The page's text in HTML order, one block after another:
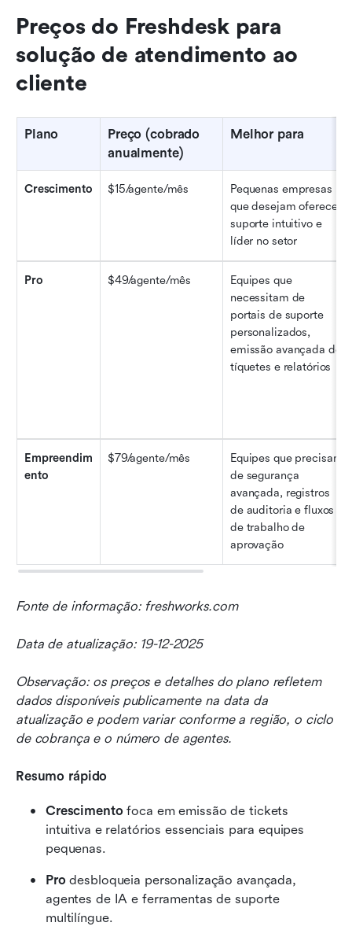
Preços do Freshdesk para
solução de atendimento ao
cliente
Plano
Preço (cobrado
anualmente)
Melhor para
Crescimento $15/agente/mês
Pequenas empresas
que desejam oferecer
suporte intuitivo e
líder no setor
Pro $49/agente/mês
Equipes que
necessitam de
portais de suporte
personalizados,
emissão avançada de
tíquetes e relatórios
Empreendim
ento
$79/agente/mês
Equipes que precisam
de segurança
avançada, registros
de auditoria e fluxos
de trabalho de
aprovação
Fonte de informação: freshworks.com
Data de atualização: 19-12-2025
Observação: os preços e detalhes do plano refletem
dados disponíveis publicamente na data da
atualização e podem variar conforme a região, o ciclo
de cobrança e o número de agentes.
Resumo rápido
Crescimento foca em emissão de tickets
intuitiva e relatórios essenciais para equipes
pequenas.
Pro desbloqueia personalização avançada,
agentes de IA e ferramentas de suporte
multilíngue.